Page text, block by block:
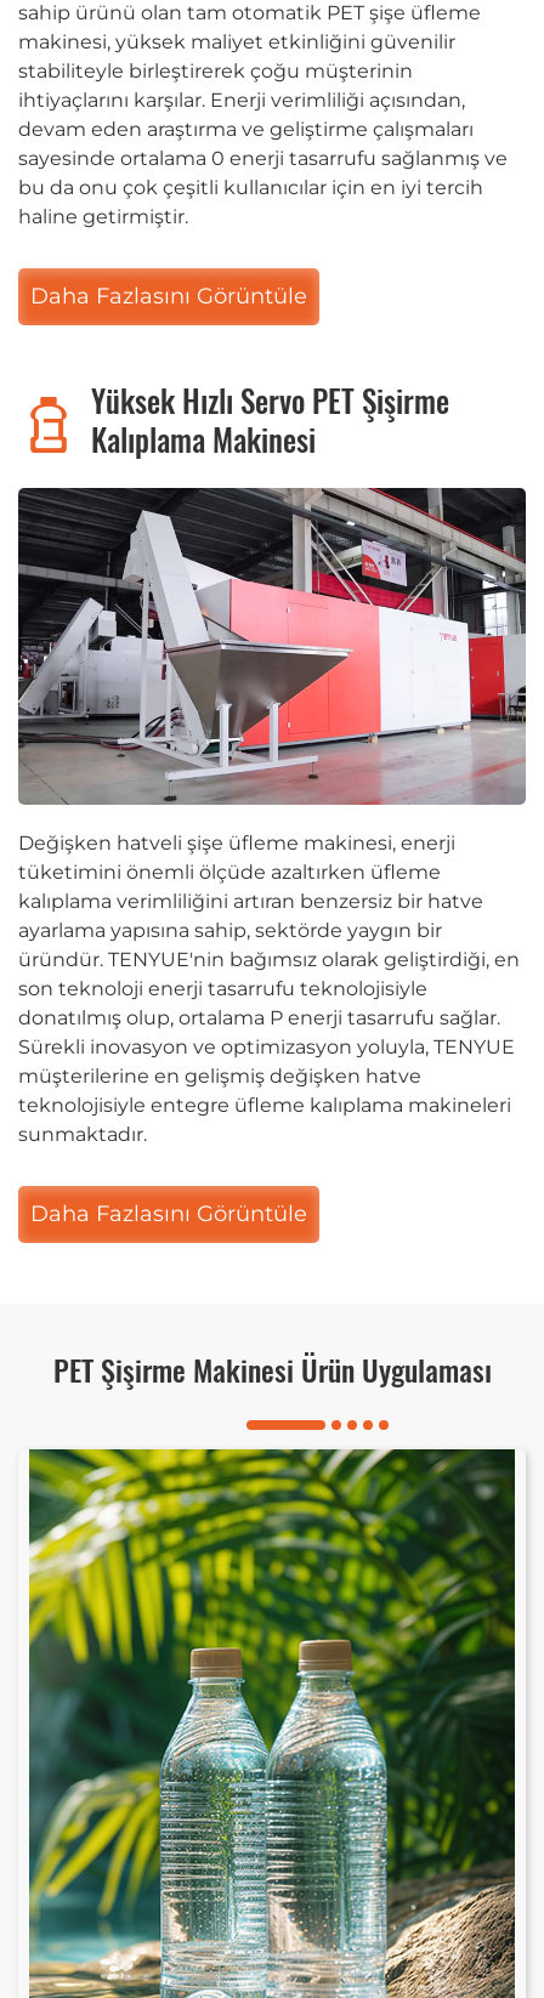
sahip ürünü olan tam otomatik PET şişe üfleme
makinesi, yüksek maliyet etkinliğini güvenilir
stabiliteyle birleştirerek çoğu müşterinin
ihtiyaçlarını karşılar. Enerji verimliliği açısından,
devam eden araştırma ve geliştirme çalışmaları
sayesinde ortalama 0 enerji tasarrufu sağlanmış ve
bu da onu çok çeşitli kullanıcılar için en iyi tercih
haline getirmiştir.
Daha Fazlasını Görüntüle
Yüksek Hızlı Servo PET Şişirme
Kalıplama Makinesi
Değişken hatveli şişe üfleme makinesi, enerji
tüketimini önemli ölçüde azaltırken üfleme
kalıplama verimliliğini artıran benzersiz bir hatve
ayarlama yapısına sahip, sektörde yaygın bir
üründür. TENYUE'nin bağımsız olarak geliştirdiği, en
son teknoloji enerji tasarrufu teknolojisiyle
donatılmış olup, ortalama P enerji tasarrufu sağlar.
Sürekli inovasyon ve optimizasyon yoluyla, TENYUE
müşterilerine en gelişmiş değişken hatve
teknolojisiyle entegre üfleme kalıplama makineleri
sunmaktadır.
Daha Fazlasını Görüntüle
PET Şişirme Makinesi Ürün Uygulaması